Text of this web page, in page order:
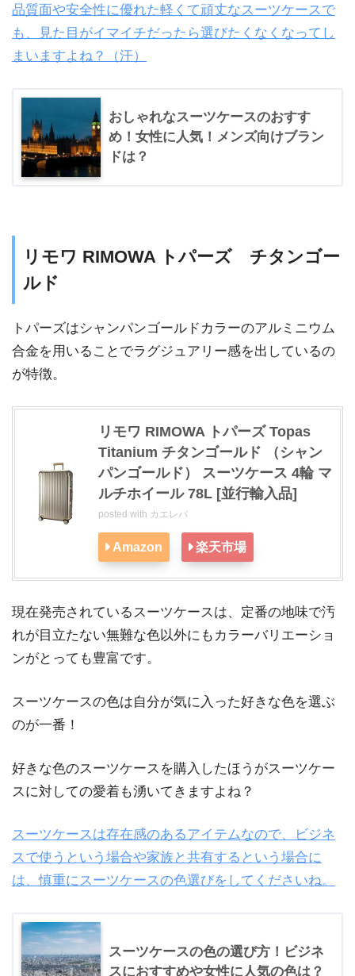
品質面や安全性に優れた軽くて頑丈なスーツケースで
も、見た目がイマイチだったら選びたくなくなってし
まいますよね？（汗）
おしゃれなスーツケースのおすす
め！女性に人気！メンズ向けブラン
ドは？
リモワ RIMOWA トパーズ チタンゴー
ルド
トパーズはシャンパンゴールドカラーのアルミニウム
合金を用いることでラグジュアリー感を出しているの
が特徴。
リモワ RIMOWA トパーズ Topas
Titanium チタンゴールド （シャン
パンゴールド） スーツケース 4輪 マ
ルチホイール 78L [並行輸入品]
posted with カエレバ
Amazon 楽天市場
現在発売されているスーツケースは、定番の地味で汚
れが目立たない無難な色以外にもカラーバリエーショ
ンがとっても豊富です。
スーツケースの色は自分が気に入った好きな色を選ぶ
のが一番！
好きな色のスーツケースを購入したほうがスーツケー
スに対しての愛着も湧いてきますよね？
スーツケースは存在感のあるアイテムなので、ビジネ
スで使うという場合や家族と共有するという場合に
は、慎重にスーツケースの色選びをしてくださいね。
スーツケースの色の選び方！ビジネ
スにおすすめや女性に人気の色は？